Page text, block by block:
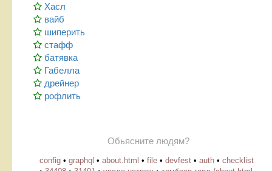
Хасл
вайб
шиперить
стафф
батявка
Габелла
дрейнер
рофлить
Обьясните людям?
config • graphql • about.html • file • devfest • auth • checklist